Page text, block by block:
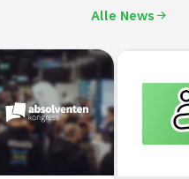
Alle News